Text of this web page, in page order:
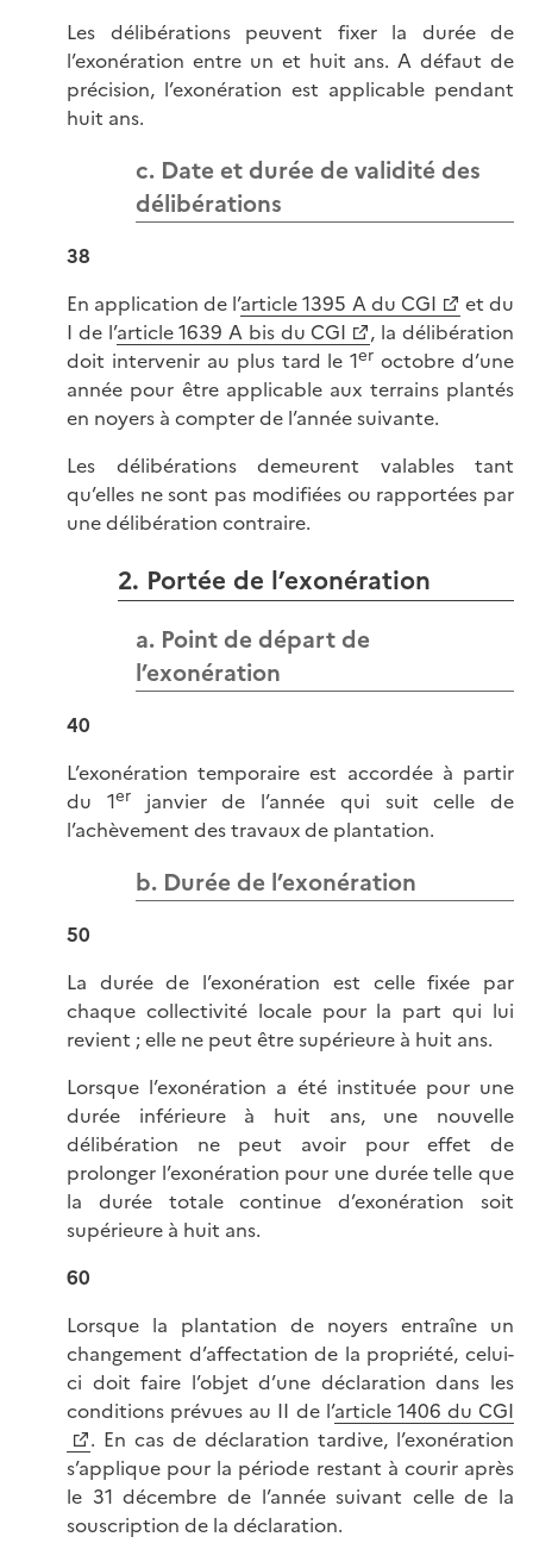
Les délibérations peuvent fixer la durée de
l’exonération entre un et huit ans. A défaut de
précision, l’exonération est applicable pendant
huit ans.
c. Date et durée de validité des
délibérations
38
En application de l’article 1395 A du CGI
et du
I de l’article 1639 A bis du CGI
, la délibération
doit intervenir au plus tard le 1er octobre d’une
année pour être applicable aux terrains plantés
en noyers à compter de l’année suivante.
Les délibérations demeurent valables tant
qu’elles ne sont pas modifiées ou rapportées par
une délibération contraire.
2. Portée de l’exonération
a. Point de départ de
l’exonération
40
L’exonération temporaire est accordée à partir
du 1erjanvier de l’année qui suit celle de
l’achèvement des travaux de plantation.
b. Durée de l’exonération
50
La durée de l’exonération est celle fixée par
chaque collectivité locale pour la part qui lui
revient ; elle ne peut être supérieure à huit ans.
Lorsque l’exonération a été instituée pour une
durée inférieure à huit ans, une nouvelle
délibération ne peut avoir pour effet de
prolonger l’exonération pour une durée telle que
la durée totale continue d’exonération soit
supérieure à huit ans.
60
Lorsque la plantation de noyers entraîne un
changement d’affectation de la propriété, celui-
ci doit faire l’objet d’une déclaration dans les
conditions prévues au II de l’article 1406 du CGI
. En cas de déclaration tardive, l’exonération
s’applique pour la période restant à courir après
le 31 décembre de l’année suivant celle de la
souscription de la déclaration.